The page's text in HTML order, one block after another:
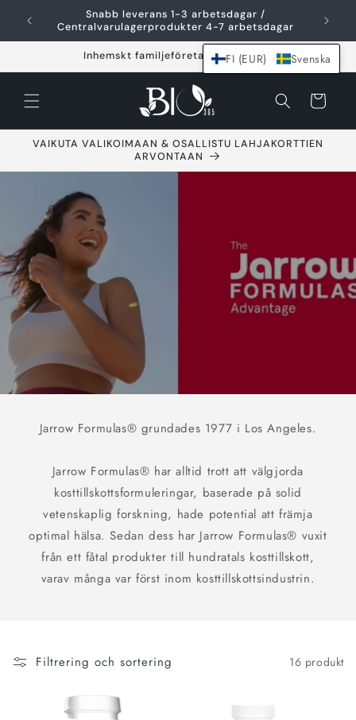
Hoppa över och
gå till innehållet
Snabb leverans 1-3 arbetsdagar /
Centralvarulagerprodukter 4-7 arbetsdagar
Inhemskt familjeföretag sedan 2021
Varukorg
VAIKUTA VALIKOIMAAN & OSALLISTU LAHJAKORTTIEN
ARVONTAAN
Jarrow Formulas® grundades 1977 i Los Angeles.
Jarrow Formulas® har alltid trott att välgjorda
kosttillskottsformuleringar, baserade på solid
vetenskaplig forskning, hade potential att främja
optimal hälsa. Sedan dess har Jarrow Formulas® vuxit
från ett fåtal produkter till hundratals kosttillskott,
varav många var först inom kosttillskottsindustrin.
Filtrering och sortering 16 produkt
FI (EUR) Svenska